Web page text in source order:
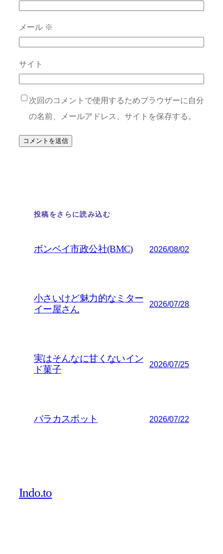
メール ※
サイト
次回のコメントで使用するためブラウザーに自分
の名前、メールアドレス、サイトを保存する。
投稿をさらに読み込む
ボンベイ市政公社(BMC) 2026/08/02
小さいけど魅力的なミター
イー屋さん
2026/07/28
実はそんなに甘くないイン
ド菓子
2026/07/25
バラカスポット 2026/07/22
Indo.to